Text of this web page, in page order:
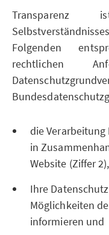
Transparenz
Folgenden
rechtlichen
die
in
Website (Ziffer 2),
Ihre
Möglichkeiten
informieren und